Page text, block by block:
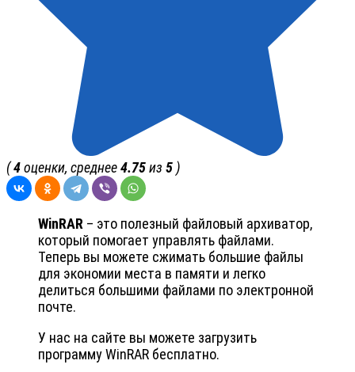
(4оценки, среднее4.75из 5 )
WinRAR – это полезный файловый архиватор,
который помогает управлять файлами.
Теперь вы можете сжимать большие файлы
для экономии места в памяти и легко
делиться большими файлами по электронной
почте.
У нас на сайте вы можете загрузить
программу WinRAR бесплатно.